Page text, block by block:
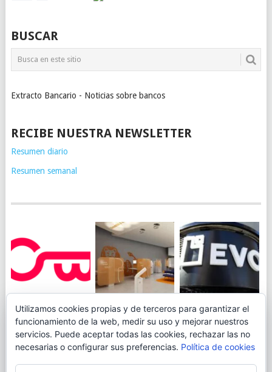
BUSCAR
Extracto Bancario - Noticias sobre bancos
RECIBE NUESTRA NEWSLETTER
Resumen diario
Resumen semanal
JUEGA AL
CANICÓDROMO
DIGITAL DE
OPENBANK
ING TOCA SUELO EN
LA RENTABILIDAD
DE SU CUENTA
NARANJA: 0,01% TAE
EVO BANK
PERMITIRÁ
INGRESAR DINERO
DESDE LAS OFICINAS
Utilizamos cookies propias y de terceros para garantizar el
funcionamiento de la web, medir su uso y mejorar nuestros
servicios. Puede aceptar todas las cookies, rechazar las no
necesarias o configurar sus preferencias. Política de cookies